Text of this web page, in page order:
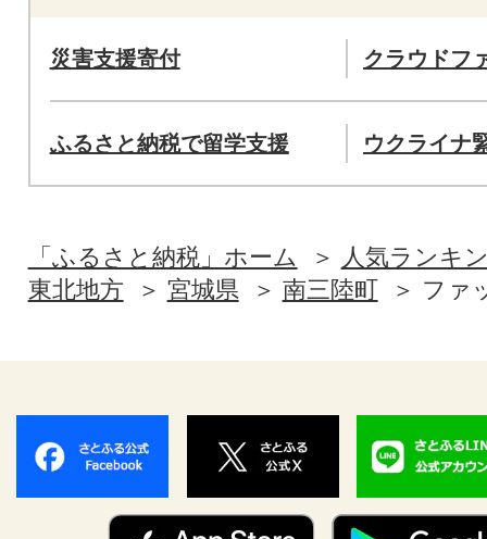
災害支援寄付 クラウドフ
ふるさと納税で留学支援 ウクライナ
「ふるさと納税」ホーム
人気ランキ
東北地方
宮城県 南三陸町 ファ